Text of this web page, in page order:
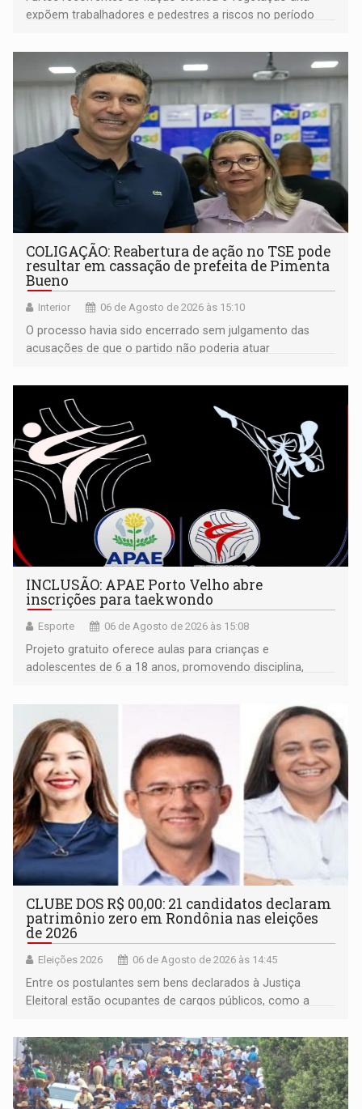
expõem trabalhadores e pedestres a riscos no período
COLIGAÇÃO: Reabertura de ação no TSE pode
resultar em cassação de prefeita de Pimenta
Bueno
Interior 06 de Agosto de 2026 às 15:10
O processo havia sido encerrado sem julgamento das
acusações de que o partido não poderia atuar
INCLUSÃO: APAE Porto Velho abre
inscrições para taekwondo
Esporte 06 de Agosto de 2026 às 15:08
Projeto gratuito oferece aulas para crianças e
adolescentes de 6 a 18 anos, promovendo disciplina,
CLUBE DOS R$ 00,00: 21 candidatos declaram
patrimônio zero em Rondônia nas eleições
de 2026
Eleições 2026 06 de Agosto de 2026 às 14:45
Entre os postulantes sem bens declarados à Justiça
Eleitoral estão ocupantes de cargos públicos, como a
Pedro Geovar (PP) e a vice-prefeita Magna dos Anjos
(NOVO)